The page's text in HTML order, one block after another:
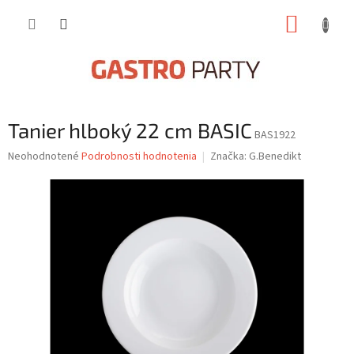
Tanier hlboký 22 cm BASIC BAS1922
Priemerné
Neohodnotené Podrobnosti hodnotenia Značka: G.Benedikt